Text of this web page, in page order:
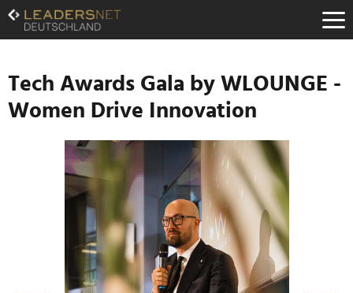
Zum
Inhalt
Zur
Navigation
Zur
Hauptnavigation
Tech Awards Gala by WLOUNGE -
Women Drive Innovation